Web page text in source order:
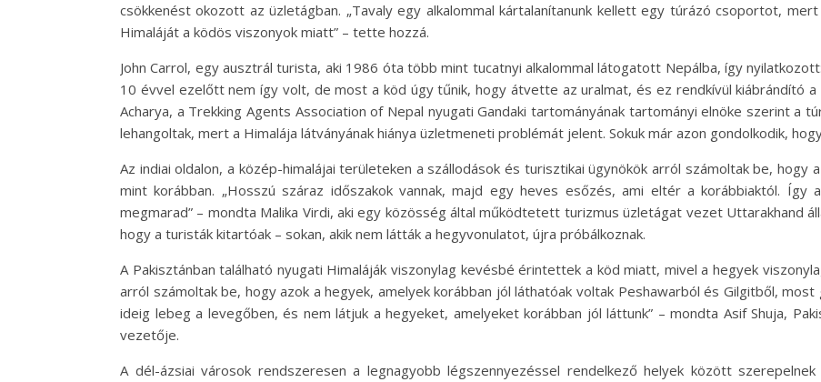
csökkenést okozott az üzletágban. „Tavaly egy alkalommal kártalanítanunk kellett egy túrázó csoportot,
Himaláját a ködös viszonyok miatt” – tette hozzá.
John Carrol, egy ausztrál turista, aki 1986 óta több mint tucatnyi alkalommal látogatott Nepálba, így
10 évvel ezelőtt nem így volt, de most a köd úgy tűnik, hogy átvette az uralmat, és ez rendkívül kiábrándító a
Acharya, a Trekking Agents Association of Nepal nyugati Gandaki tartományának tartományi elnöke szerint a
lehangoltak, mert a Himalája látványának hiánya üzletmeneti problémát jelent. Sokuk már azon gondolkodik,
Az indiai oldalon, a közép-himalájai területeken a szállodások és turisztikai ügynökök arról számoltak be,
mint korábban. „Hosszú száraz időszakok vannak, majd egy heves esőzés, ami eltér a korábbiaktól.
megmarad” – mondta Malika Virdi, aki egy közösség által működtetett turizmus üzletágat vezet Uttarakhand
hogy a turisták kitartóak – sokan, akik nem látták a hegyvonulatot, újra próbálkoznak.
A Pakisztánban található nyugati Himaláják viszonylag kevésbé érintettek a köd miatt, mivel a hegyek
arról számoltak be, hogy azok a hegyek, amelyek korábban jól láthatóak voltak Peshawarból és Gilgitből, most
ideig lebeg a levegőben, és nem látjuk a hegyeket, amelyeket korábban jól láttunk” – mondta Asif Shuja,
vezetője.
A dél-ázsiai városok rendszeresen a legnagyobb légszennyezéssel rendelkező helyek között